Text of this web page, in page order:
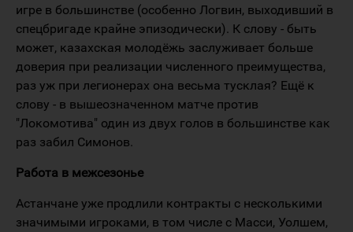
игре в большинстве (особенно Логвин, выходивший в
спецбригаде крайне эпизодически). К слову - быть
может, казахская молодёжь заслуживает больше
доверия при реализации численного преимущества,
раз уж при легионерах она весьма тусклая? Ещё к
слову - в вышеозначенном матче против
"Локомотива" один из двух голов в большинстве как
раз забил Симонов.
Работа в межсезонье
Астанчане уже продлили контракты с несколькими
значимыми игроками, в том числе с Масси, Уолшем,